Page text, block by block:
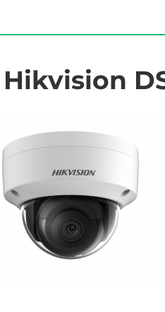
Hikvision